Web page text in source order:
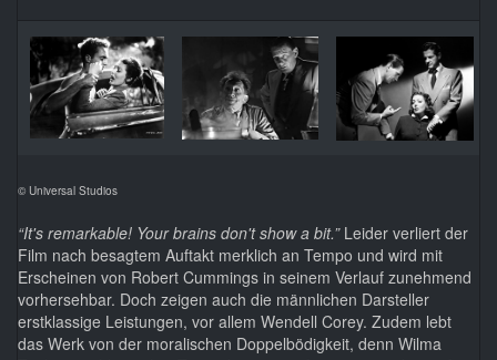
© Universal Studios
“It's remarkable! Your brains don't show a bit.”Leider verliert der
Film nach besagtem Auftakt merklich an Tempo und wird mit
Erscheinen von Robert Cummings in seinem Verlauf zunehmend
vorhersehbar. Doch zeigen auch die männlichen Darsteller
erstklassige Leistungen, vor allem Wendell Corey. Zudem lebt
das Werk von der moralischen Doppelbödigkeit, denn Wilma